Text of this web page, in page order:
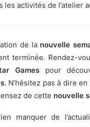
les activités de l’atelier
de la nouvelle
terminée. Rendez-
Gamespour
. N’hésitez pas à dire
de cette nouvelle
manquer de